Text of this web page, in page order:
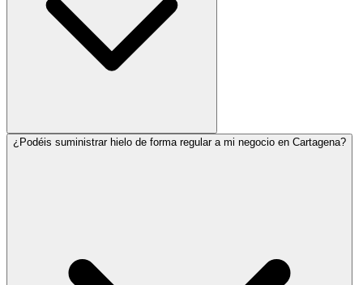
¿Podéis suministrar hielo de forma regular a mi negocio en Cartagena?